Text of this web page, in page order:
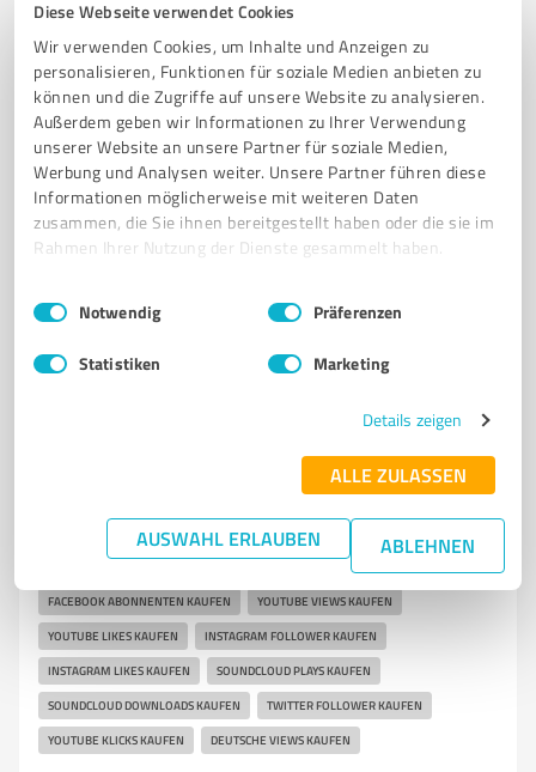
Diese Webseite verwendet Cookies
Wir verwenden Cookies, um Inhalte und Anzeigen zu
personalisieren, Funktionen für soziale Medien anbieten zu
können und die Zugriffe auf unsere Website zu analysieren.
Außerdem geben wir Informationen zu Ihrer Verwendung
unserer Website an unsere Partner für soziale Medien,
Werbung und Analysen weiter. Unsere Partner führen diese
Informationen möglicherweise mit weiteren Daten
zusammen, die Sie ihnen bereitgestellt haben oder die sie im
Rahmen Ihrer Nutzung der Dienste gesammelt haben.
Impressum Datenschutzbestimmungen
Einwilligungsauswahl
Notwendig Präferenzen
Statistiken Marketing
Details zeigen
ALLE ZULASSEN
AUSWAHL ERLAUBEN ABLEHNEN
6 Social Media
Followershark
Social-Media-Marketing
SOCIAL MEDIA MARKETING
Werner Otto Straße 26, 22179 Hamburg, 22179
Hamburg
service@followershark.de followershark.de
173Bewertungen
Soziales Media Marketing
FACEBOOK ABONNENTEN KAUFEN YOUTUBE VIEWS KAUFEN
YOUTUBE LIKES KAUFEN INSTAGRAM FOLLOWER KAUFEN
INSTAGRAM LIKES KAUFEN SOUNDCLOUD PLAYS KAUFEN
SOUNDCLOUD DOWNLOADS KAUFEN TWITTER FOLLOWER KAUFEN
YOUTUBE KLICKS KAUFEN DEUTSCHE VIEWS KAUFEN